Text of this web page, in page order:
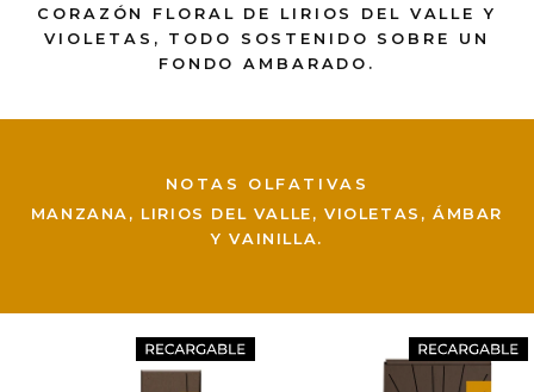
CORAZÓN FLORAL DE LIRIOS DEL VALLE Y
VIOLETAS, TODO SOSTENIDO SOBRE UN
FONDO AMBARADO.
NOTAS OLFATIVAS
MANZANA, LIRIOS DEL VALLE, VIOLETAS, ÁMBAR
Y VAINILLA.